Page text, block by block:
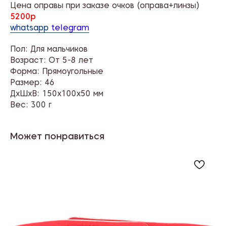
Цена оправы при заказе очков (оправа+линзы)
5200р
whatsapp telegram
Пол: Для мальчиков
Возраст: От 5-8 лет
Форма: Прямоугольные
Размер: 46
ДxШxВ: 150x100x50 мм
Вес: 300 г
Может понравиться